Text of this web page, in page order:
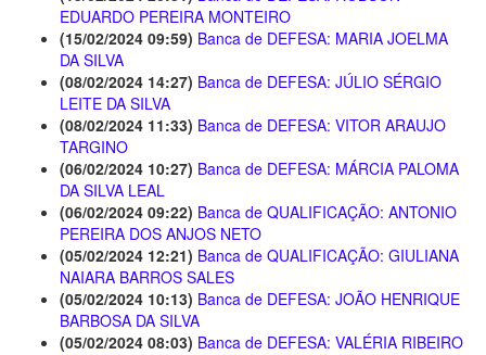
EDUARDO PEREIRA MONTEIRO
(15/02/2024 09:59) Banca de DEFESA: MARIA JOELMA
DA SILVA
(08/02/2024 14:27) Banca de DEFESA: JÚLIO SÉRGIO
LEITE DA SILVA
(08/02/2024 11:33) Banca de DEFESA: VITOR ARAUJO
TARGINO
(06/02/2024 10:27) Banca de DEFESA: MÁRCIA PALOMA
DA SILVA LEAL
(06/02/2024 09:22) Banca de QUALIFICAÇÃO: ANTONIO
PEREIRA DOS ANJOS NETO
(05/02/2024 12:21) Banca de QUALIFICAÇÃO: GIULIANA
NAIARA BARROS SALES
(05/02/2024 10:13) Banca de DEFESA: JOÃO HENRIQUE
BARBOSA DA SILVA
(05/02/2024 08:03) Banca de DEFESA: VALÉRIA RIBEIRO